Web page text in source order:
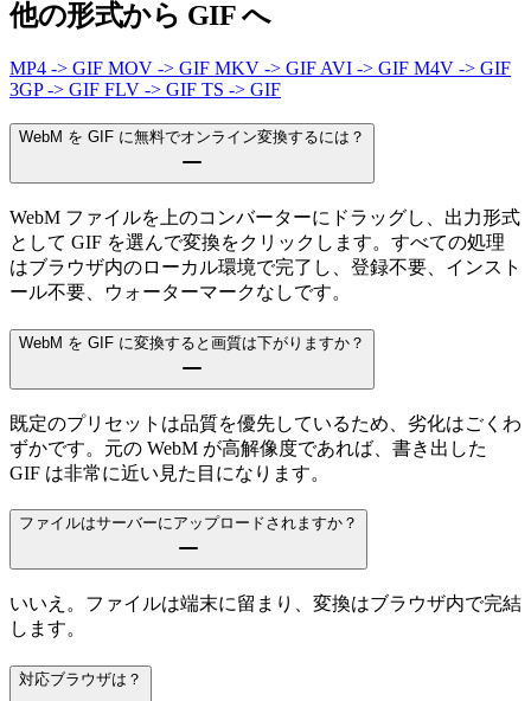
他の形式から GIF へ
MP4 -> GIF MOV -> GIF MKV -> GIF AVI -> GIF M4V -> GIF
3GP -> GIF FLV -> GIF TS -> GIF
WebM を GIF に無料でオンライン変換するには？
WebM ファイルを上のコンバーターにドラッグし、出力形式
として GIF を選んで変換をクリックします。すべての処理
はブラウザ内のローカル環境で完了し、登録不要、インスト
ール不要、ウォーターマークなしです。
WebM を GIF に変換すると画質は下がりますか？
既定のプリセットは品質を優先しているため、劣化はごくわ
ずかです。元の WebM が高解像度であれば、書き出した
GIF は非常に近い見た目になります。
ファイルはサーバーにアップロードされますか？
いいえ。ファイルは端末に留まり、変換はブラウザ内で完結
します。
対応ブラウザは？